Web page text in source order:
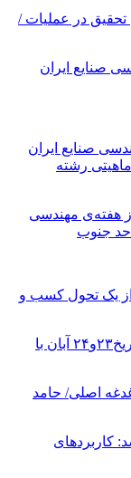
در عملیات /
صنایع ایران
صنایع ایران
رشته
هفته‌ی مهندسی
جنوب
از یک تحول کسب و
کنفرانس بین المللی کیفیت در دبی در تاریخ۲۳و۲۴ آبان با
اصلی/ حامد
کاربردهای